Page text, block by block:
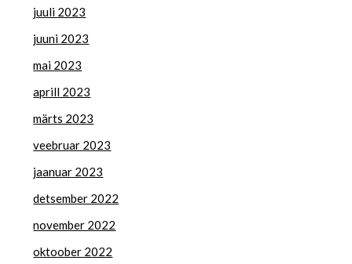
juuli 2023
juuni 2023
mai 2023
aprill 2023
märts 2023
veebruar 2023
jaanuar 2023
detsember 2022
november 2022
oktoober 2022